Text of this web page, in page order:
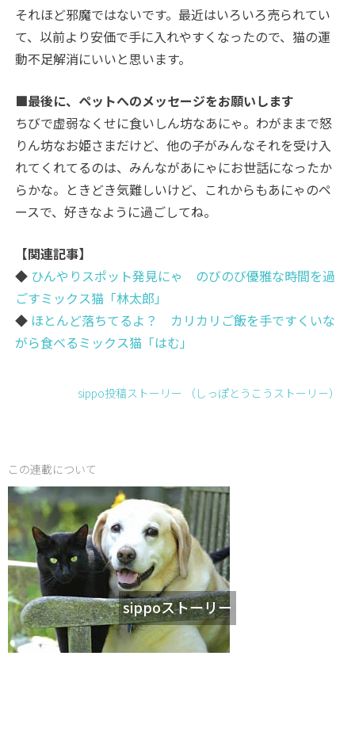
それほど邪魔ではないです。最近はいろいろ売られてい
て、以前より安価で手に入れやすくなったので、猫の運
動不足解消にいいと思います。
■最後に、ペットへのメッセージをお願いします
ちびで虚弱なくせに食いしん坊なあにゃ。わがままで怒
りん坊なお姫さまだけど、他の子がみんなそれを受け入
れてくれてるのは、みんながあにゃにお世話になったか
らかな。ときどき気難しいけど、これからもあにゃのペ
ースで、好きなように過ごしてね。
【関連記事】
◆ ひんやりスポット発見にゃ のびのび優雅な時間を過
ごすミックス猫「林太郎」
◆ ほとんど落ちてるよ？ カリカリご飯を手ですくいな
がら食べるミックス猫「はむ」
sippo投稿ストーリー （しっぽとうこうストーリ－）
この連載について
sippoストーリー